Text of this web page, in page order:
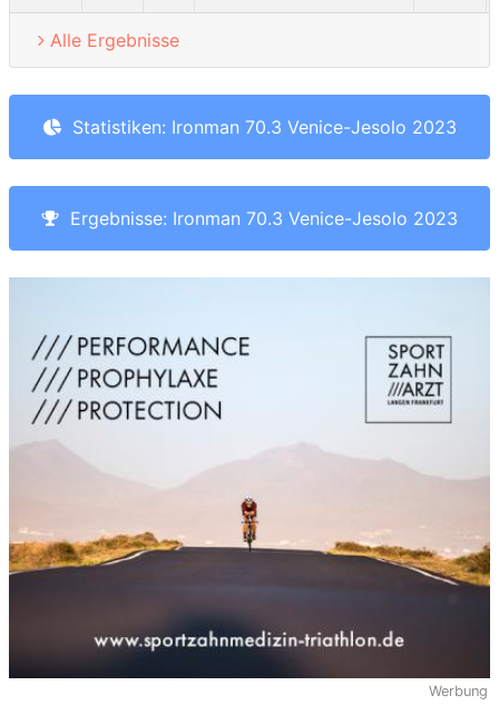
Alle Ergebnisse
Statistiken: Ironman 70.3 Venice-Jesolo 2023
Ergebnisse: Ironman 70.3 Venice-Jesolo 2023
Werbung